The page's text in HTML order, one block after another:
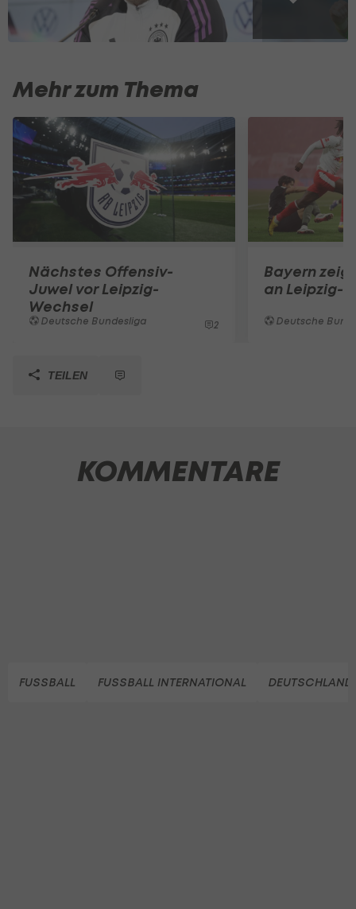
Mehr zum Thema
Nächstes Offensiv-
Juwel vor Leipzig-
Wechsel
Deutsche Bundesliga 2
Bayern
an Leipzig-
Deutsche
TEILEN
KOMMENTARE
FUSSBALL FUSSBALL INTERNATIONAL